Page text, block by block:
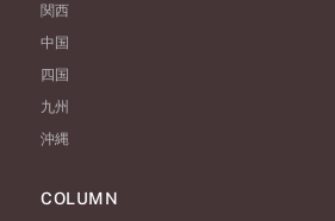
関西
中国
四国
九州
沖縄
COLUMN